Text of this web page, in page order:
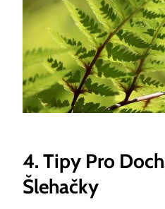
4. Tipy Pro
Šlehačky